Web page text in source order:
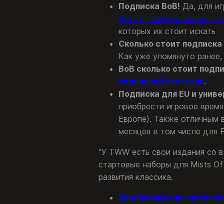
Подписка ВоВ! Да, для
Warcraft сколько стоит
которых их стоит искать
Сколько стоит
Как уже упомянуто
ВоВ сколько стоит
подписка Казахстан.
Подписка для EU и
приобрести игровое
Европе). Также отличным
месяцев в том числе для
“У TWW есть свои издания
стартовые наборы для Mists Of
развития классика.
Зараженный ша